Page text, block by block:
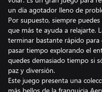
un día agotador lleno de
Por supuesto, siempre
que más te ayuda a relajarte.
terminar bastante rápido
pasar tiempo explorando el
quedes demasiado tiempo si
paz y diversión.
Este juego presenta una